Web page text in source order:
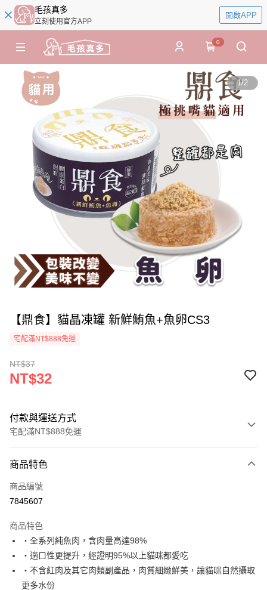
毛孩真多
立刻使用官方APP
開啟APP
0
1/2
【鼎食】貓晶凍罐 新鮮鮪魚+魚卵CS3
宅配滿NT$888免運
NT$37
NT$32
付款與運送方式
宅配滿NT$888免運
信用卡一次付款
LINE Pay
運送方式
宅配
每筆NT$100，滿NT$888(含以上)免運費
商品特色
商品編號
7845607
商品特色
・全系列純魚肉，含肉量高達98%
・適口性更提升，經證明95%以上貓咪都愛吃
・不含紅肉及其它肉類副產品，肉質細緻鮮美，讓貓咪自然攝取
更多水份